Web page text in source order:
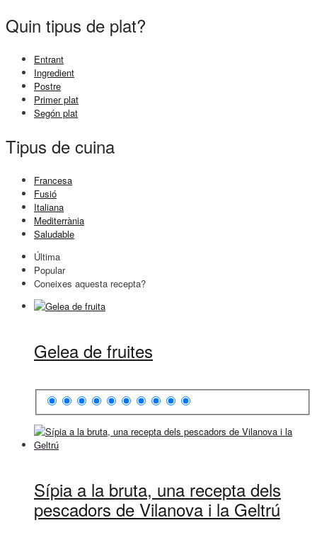
Quin tipus de plat?
Entrant
Ingredient
Postre
Primer plat
Segón plat
Tipus de cuina
Francesa
Fusió
Italiana
Mediterrània
Saludable
Última
Popular
Coneixes aquesta recepta?
Gelea de fruites
Sípia a la bruta, una recepta dels
pescadors de Vilanova i la Geltrú